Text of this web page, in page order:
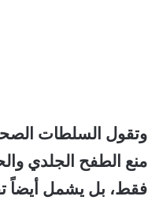
وتقول السلطات
منع الطفح الجلدي
فقط، بل يشمل أيضاً